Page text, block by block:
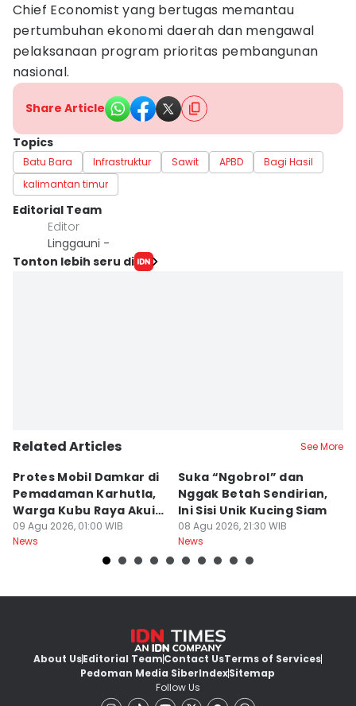
Chief Economist yang bertugas memantau
pertumbuhan ekonomi daerah dan mengawal
pelaksanaan program prioritas pembangunan
nasional.
Share Article
Topics
Batu Bara Infrastruktur Sawit APBD
Bagi Hasil
kalimantan timur
Editorial Team
Editor
Linggauni -
Tonton lebih seru di
Related Articles See More
Protes Mobil Damkar di
Pemadaman Karhutla,
Warga Kubu Raya Akui
Khilaf
09 Agu 2026, 01:00 WIB
News
Suka “Ngobrol” dan
Nggak Betah Sendirian,
Ini Sisi Unik Kucing Siam
08 Agu 2026, 21:30 WIB
News
About UsEditorial TeamContact UsTerms of Services
Pedoman Media SiberIndexSitemap
Follow Us